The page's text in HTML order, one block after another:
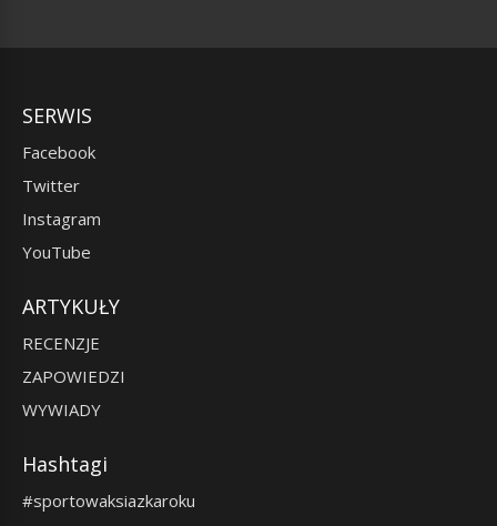
SERWIS
Facebook
Twitter
Instagram
YouTube
ARTYKUŁY
RECENZJE
ZAPOWIEDZI
WYWIADY
Hashtagi
#sportowaksiazkaroku